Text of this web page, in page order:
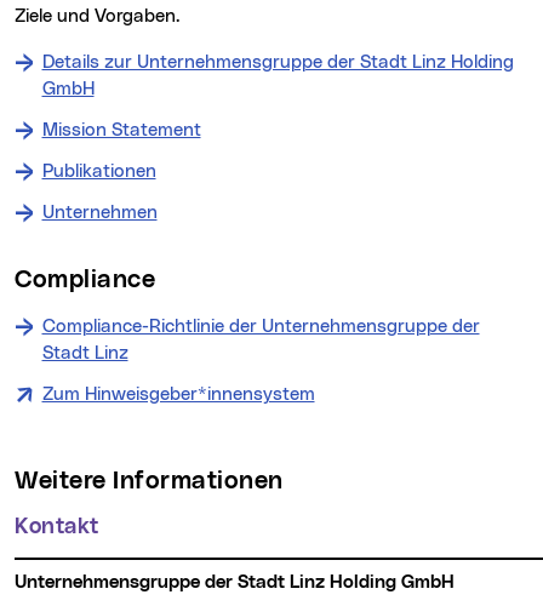
Ziele und Vorgaben.
Details zur Unternehmensgruppe der Stadt Linz Holding
GmbH
Mission Statement
Publikationen
Unternehmen
Compliance
Compliance-Richtlinie der Unternehmensgruppe der
Stadt Linz
Zum Hinweisgeber*innensystem
Weitere Informationen
Kontakt
Unternehmensgruppe der Stadt Linz Holding GmbH